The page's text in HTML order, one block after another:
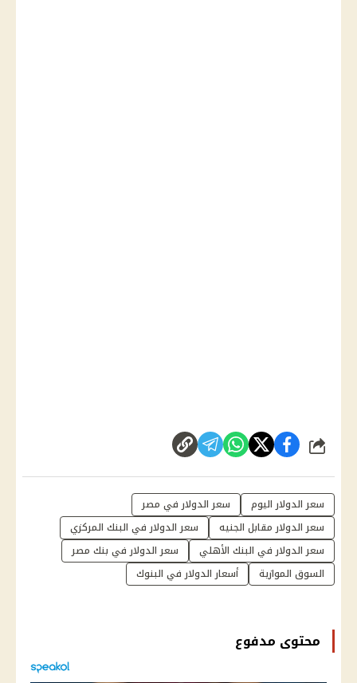
شارك
سعر الدولار اليوم
سعر الدولار في مصر
سعر الدولار مقابل الجنيه
سعر الدولار في البنك المركزي
سعر الدولار في البنك الأهلي
سعر الدولار في بنك مصر
السوق الموازية
أسعار الدولار في البنوك
محتوى مدفوع